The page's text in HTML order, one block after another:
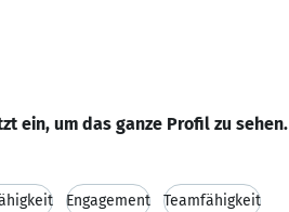
ein, um das ganze Profil zu sehen.
Engagement Teamfähigkeit